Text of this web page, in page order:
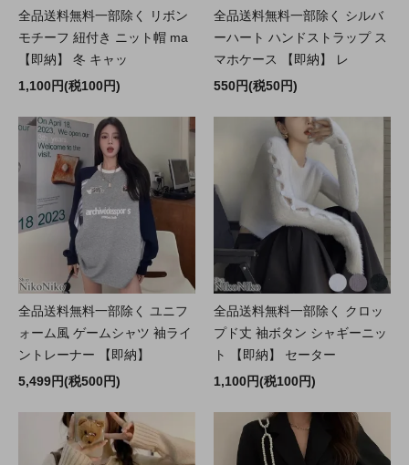
全品送料無料一部除く リボン
モチーフ 紐付き ニット帽 ma
【即納】 冬 キャッ
1,100円(税100円)
全品送料無料一部除く シルバ
ーハート ハンドストラップ ス
マホケース 【即納】 レ
550円(税50円)
全品送料無料一部除く ユニフ
ォーム風 ゲームシャツ 袖ライ
ントレーナー 【即納】
5,499円(税500円)
全品送料無料一部除く クロッ
プド丈 袖ボタン シャギーニッ
ト 【即納】 セーター
1,100円(税100円)